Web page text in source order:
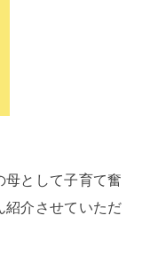
母として子育て奮
紹介させていただ